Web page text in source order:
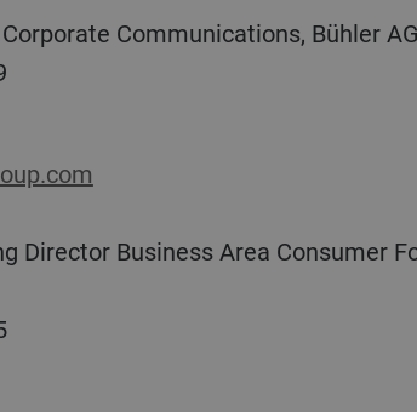
Communications, Bühler
Director Business Area Consumer